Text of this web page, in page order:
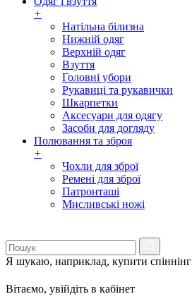
+
Натільна білизна
Нижній одяг
Верхній одяг
Взуття
Головні убори
Рукавиці та рукавички
Шкарпетки
Аксесуари для одягу
Засоби для догляду
Полювання та зброя
+
Чохли для зброї
Ремені для зброї
Патронташі
Мисливські ножі
Я шукаю, наприклад, купити спіннінг
Вітаємо, увійдіть в кабінет